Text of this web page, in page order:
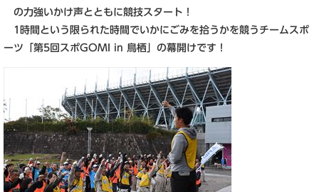
の力強いかけ声とともに競技スタート！
1時間という限られた時間でいかにごみを拾うかを競うチームスポ
ーツ「第5回スポGOMI in 鳥栖」の幕開けです！